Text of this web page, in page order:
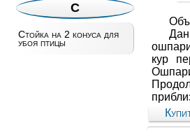
С
Стойка на 2 конуса для
убоя птицы
кур